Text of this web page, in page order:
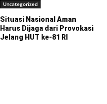
Uncategorized
Situasi Nasional Aman
Harus Dijaga dari Provokasi
Jelang HUT ke-81 RI